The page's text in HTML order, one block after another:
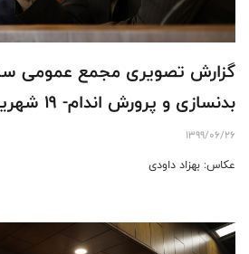
گزارش تصویری مجمع عمومی
بدنسازی و پرورش اندام- 19 شهریور ماه 1399
1399/06/26
عکاس: بهزاد داودی